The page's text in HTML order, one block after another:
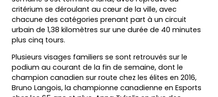
critérium se déroulant au cœur de la ville, avec
chacune des catégories prenant part à un circuit
urbain de 1,38 kilomètres sur une durée de 40 minutes
plus cinq tours.
Plusieurs visages familiers se sont retrouvés sur le
podium au courant de la fin de semaine, dont le
champion canadien sur route chez les élites en 2016,
Bruno Langois, la championne canadienne en Esports